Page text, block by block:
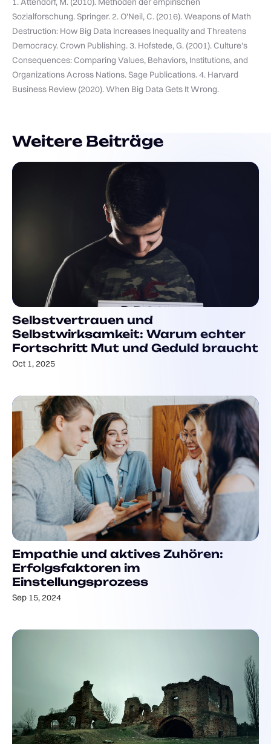
Sozialforschung. Springer. 2. O'Neil, C. (2016). Weapons of Math
Destruction: How Big Data Increases Inequality and Threatens
Democracy. Crown Publishing. 3. Hofstede, G. (2001). Culture's
Consequences: Comparing Values, Behaviors, Institutions, and
Organizations Across Nations. Sage Publications. 4. Harvard
Business Review (2020). When Big Data Gets It Wrong.
Weitere Beiträge
Selbstvertrauen und
Selbstwirksamkeit: Warum echter
Fortschritt Mut und Geduld braucht
Oct 1, 2025
Empathie und aktives Zuhören:
Erfolgsfaktoren im
Einstellungsprozess
Sep 15, 2024